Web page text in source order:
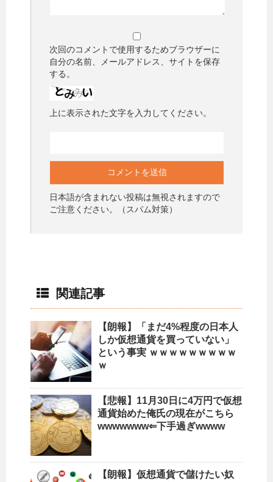
次回のコメントで使用するためブラウザーに
自分の名前、メールアドレス、サイトを保存
する。
上に表示された文字を入力してください。
日本語が含まれない投稿は無視されますので
ご注意ください。（スパム対策）
関連記事
【朗報】「まだ4%程度の日本人
しか仮想通貨を買っていない」
という事実 ｗｗｗｗｗｗｗｗｗ
ｗ
【悲報】11月30日に4万円で仮想
通貨始めた俺氏の現在がこちら
wwwwwww⇐下手過ぎwwww
【朗報】仮想通貨で儲けたい奴